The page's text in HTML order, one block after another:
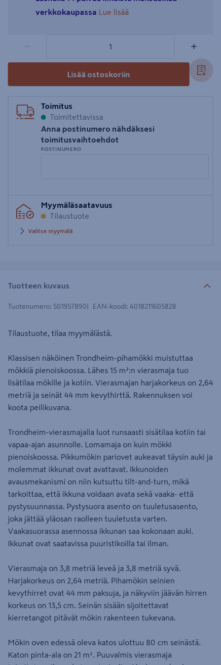
verkkokaupassa Lue lisää
− +
Lisää ostoskoriin
Toimitus
Toimitettavissa
Anna postinumero nähdäksesi
toimitusvaihtoehdot
POSTINUMERO
postinumero
Myymäläsaatavuus
Tilaustuote
Valitse myymälä
Tuotteen kuvaus
Tuotenumero: 501957890 EAN-koodi: 4018211605828
Tilaustuote, tilaa myymälästä.
Klassisen näköinen Trondheim-pihamökki muistuttaa
mökkiä pienoiskoossa. Lähes 15 m²:n vierasmaja tuo
lisätilaa mökille ja kotiin. Vierasmajan harjakorkeus on 2,64
metriä ja seinät 44 mm kevythirttä. Rakennuksen voi
koota peilikuvana.
Trondheim-vierasmajalla luot runsaasti sisätilaa kotiin tai
vapaa-ajan asunnolle. Lomamaja on kuin mökki
pienoiskoossa. Pikkumökin pariovet aukeavat täysin auki ja
molemmat ikkunat ovat avattavat. Ikkunoiden
avausmekanismi on niin kutsuttu tilt-and-turn, mikä
tarkoittaa, että ikkuna voidaan avata sekä vaaka- että
pystysuunnassa. Pystysuora asento on tuuletusasento,
joka jättää yläosan raolleen tuuletusta varten.
Vaakasuorassa asennossa ikkunan saa kokonaan auki.
Ikkunat ovat saatavissa puuristikoilla tai ilman.
Vierasmaja on 3,8 metriä leveä ja 3,8 metriä syvä.
Harjakorkeus on 2,64 metriä. Pihamökin seinien
kevythirret ovat 44 mm paksuja, ja näkyviin jäävän hirren
korkeus on 13,5 cm. Seinän sisään sijoitettavat
kierretangot pitävät mökin rakenteen tukevana.
Mökin oven edessä oleva katos ulottuu 80 cm seinästä.
Katon pinta-ala on 21 m². Puuvalmis vierasmaja